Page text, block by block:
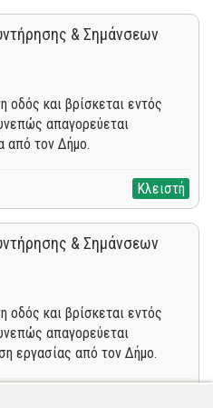
& Σημάνσεων
οδός και βρίσκεται εντός
απαγορεύεται
από τον Δήμο.
Κλειστή
& Σημάνσεων
οδός και βρίσκεται εντός
απαγορεύεται
εργασίας από τον Δήμο.